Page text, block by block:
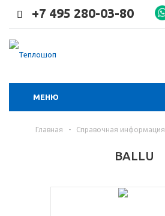
+7 495 280-03-80
МЕНЮ
Главная - Справочная информация
BALLU